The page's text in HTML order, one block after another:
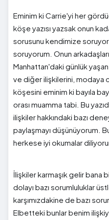
Eminim ki Carrie'yi her
köşe yazısı yazsak onun
sorusunu kendimize
soruyorum. Onun
Manhattan'daki günlük
ve diğer ilişkilerini, modaya
köşesini eminim ki bayıla
orası muamma tabi. Bu
ilişkiler hakkındaki bazı
paylaşmayı düşünüyorum.
herkese iyi okumalar
İlişkiler karmaşık gelir bana
dolayı bazı sorumluluklar
karşımızdakine de bazı
Elbetteki bunlar benim